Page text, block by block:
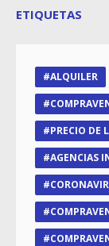
ETIQUETAS
ALQUILER
PRECIO DE
AGENCIAS